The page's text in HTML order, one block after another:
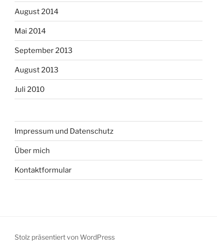
August 2014
Mai 2014
September 2013
August 2013
Juli 2010
Impressum und Datenschutz
Über mich
Kontaktformular
Stolz präsentiert von WordPress